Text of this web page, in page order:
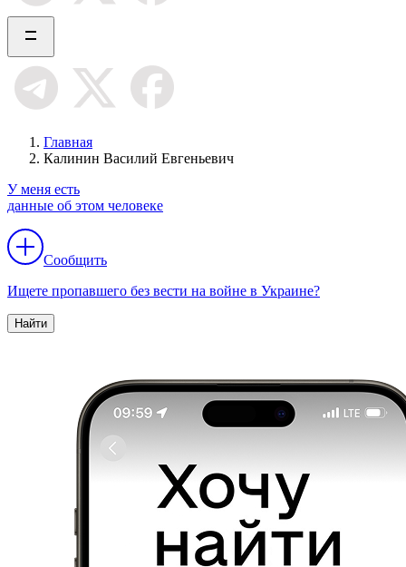
Главная
Калинин Василий Евгеньевич
У меня есть
данные об этом человеке
Сообщить
Ищете пропавшего без вести на войне в Украине?
Найти